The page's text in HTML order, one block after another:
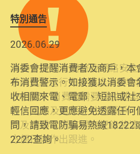
特別通告
2026.06.29
消委會提醒消費者及商戶，
布消費警示。如接獲以消委會
收相關來電、電郵、短訊或
輕信回應，更應避免透露任何
問，請致電防騙易熱線18222
2222查詢。
2025.10.31
為提升使用者體驗及網絡安
系統已經進行升級及推出新功
10日起，消費者需要提供基
名、電郵及電話）註冊帳戶
詢及建議。所有提交紀錄將
方便日後作出跟進。